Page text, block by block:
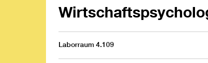
Laborraum 4.109